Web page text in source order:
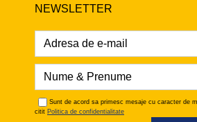
NEWSLETTER
Sunt de acord sa primesc mesaje cu caracter de
citit Politica de confidentialitate